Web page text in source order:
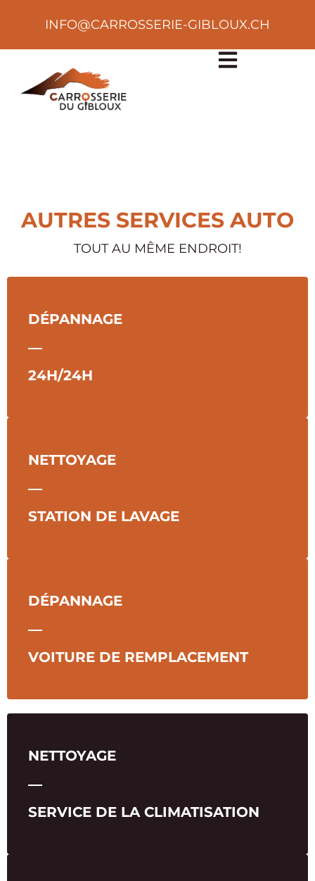
INFO@CARROSSERIE-GIBLOUX.CH
AUTRES SERVICES AUTO
TOUT AU MÊME ENDROIT!
DÉPANNAGE
―
24H/24H
NETTOYAGE
―
STATION DE LAVAGE
DÉPANNAGE
―
VOITURE DE REMPLACEMENT
NETTOYAGE
―
SERVICE DE LA CLIMATISATION